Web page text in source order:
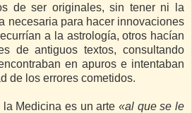
de ser originales, sin tener ni la
necesaria para hacer innovaciones
a la astrología, otros hacían
de antiguos textos, consultando
en apuros e intentaban
de los errores cometidos.
la Medicina es un arte«al que se le